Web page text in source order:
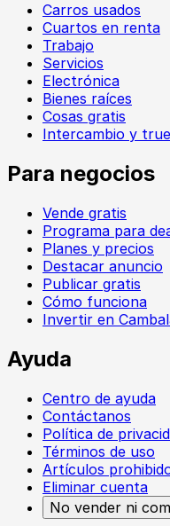
Carros usados
Cuartos en renta
Trabajo
Servicios
Electrónica
Bienes raíces
Cosas gratis
Intercambio y
Para negocios
Vende gratis
Programa para
Planes y precios
Destacar anuncio
Publicar gratis
Cómo funciona
Invertir en
Ayuda
Centro de ayuda
Contáctanos
Política de
Términos de uso
Artículos
Eliminar cuenta
No vender ni